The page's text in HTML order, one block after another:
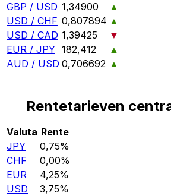
GBP / USD 1,34900
▲
USD / CHF 0,807894 ▲
USD / CAD 1,39425
▼
EUR / JPY 182,412
▲
AUD / USD 0,706692 ▲
Rentetarieven
Valuta Rente
JPY
0,75%
CHF
0,00%
EUR
4,25%
USD
3,75%